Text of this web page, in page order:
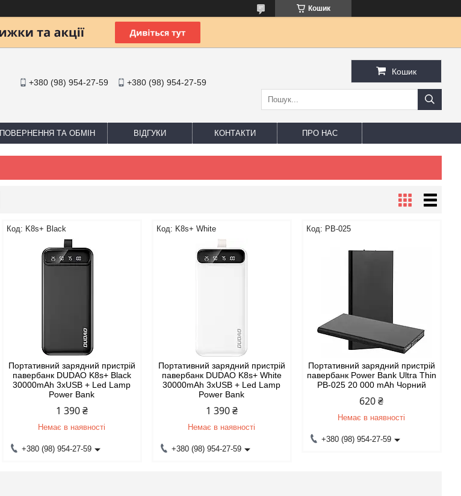
Кошик
+380 (98) 954-27-59 +380 (98) 954-27-59
Кошик
ПОВЕРНЕННЯ ТА ОБМІН ВІДГУКИ КОНТАКТИ ПРО НАС
K8s+ Black
Портативний зарядний пристрій
павербанк DUDAO K8s+ Black
30000mAh 3хUSB + Led Lamp
Power Bank
1 390 ₴
Немає в наявності
+380 (98) 954-27-59
K8s+ White
Портативний зарядний пристрій
павербанк DUDAO K8s+ White
30000mAh 3хUSB + Led Lamp
Power Bank
1 390 ₴
Немає в наявності
+380 (98) 954-27-59
PB-025
Портативний зарядний пристрій
павербанк Power Bank Ultra Thin
PB-025 20 000 mAh Чорний
620 ₴
Немає в наявності
+380 (98) 954-27-59